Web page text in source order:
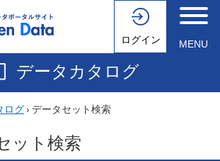
ログイン MENU
データカタログ
ログ› データセット検索
ット検索